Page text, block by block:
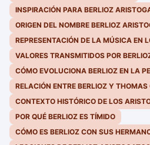
INSPIRACIÓN PARA BERLIOZ
ORIGEN DEL NOMBRE BERLIOZ
REPRESENTACIÓN DE LA MÚSICA EN
VALORES TRANSMITIDOS POR
CÓMO EVOLUCIONA BERLIOZ EN LA
RELACIÓN ENTRE BERLIOZ Y
CONTEXTO HISTÓRICO DE LOS
POR QUÉ BERLIOZ ES TÍMIDO
CÓMO ES BERLIOZ CON SUS